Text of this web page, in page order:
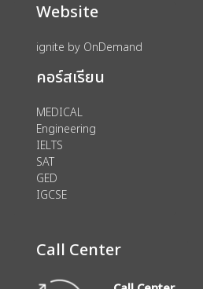
Website
ignite by OnDemand
คอร์สเรียน
MEDICAL
Engineering
IELTS
SAT
GED
IGCSE
Call Center